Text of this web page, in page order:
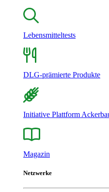
Lebensmitteltests
DLG-prämierte Produkte
Initiative Plattform
Magazin
Netzwerke